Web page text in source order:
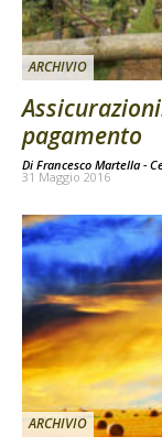
ARCHIVIO
pagamento
Di Francesco Martella -
31 Maggio 2016
ARCHIVIO